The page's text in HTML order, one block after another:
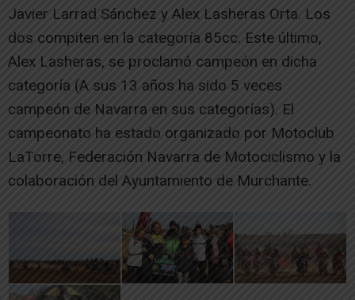
Javier Larrad Sánchez y Alex Lasheras Orta. Los
dos compiten en la categoría 85cc. Este último,
Alex Lasheras, se proclamó campeón en dicha
categoría (A sus 13 años ha sido 5 veces
campeón de Navarra en sus categorías). El
campeonato ha estado organizado por Motoclub
LaTorre, Federación Navarra de Motociclismo y la
colaboración del Ayuntamiento de Murchante.